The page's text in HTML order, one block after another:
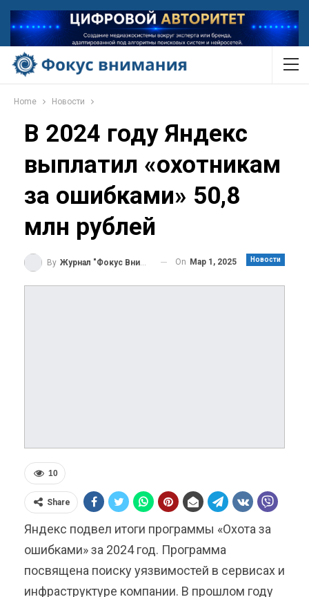
Home Новости
В 2024 году Яндекс
выплатил «охотникам
за ошибками» 50,8
млн рублей
Новости
By Журнал "Фокус Внимания" On Мар 1, 2025
10
Share
Яндекс подвел итоги программы «Охота за
ошибками» за 2024 год. Программа
посвящена поиску уязвимостей в сервисах и
инфраструктуре компании. В прошлом году